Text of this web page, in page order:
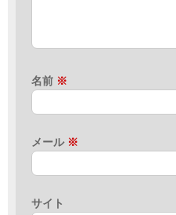
名前 ※
メール ※
サイト